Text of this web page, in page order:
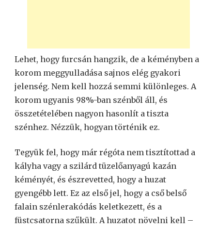
Lehet, hogy furcsán hangzik, de a kéményben a
korom meggyulladása sajnos elég gyakori
jelenség. Nem kell hozzá semmi különleges. A
korom ugyanis 98%-ban szénből áll, és
összetételében nagyon hasonlít a tiszta
szénhez. Nézzük, hogyan történik ez.
Tegyük fel, hogy már régóta nem tisztítottad a
kályha vagy a szilárd tüzelőanyagú kazán
kéményét, és észrevetted, hogy a huzat
gyengébb lett. Ez az első jel, hogy a cső belső
falain szénlerakódás keletkezett, és a
füstcsatorna szűkült. A huzatot növelni kell –